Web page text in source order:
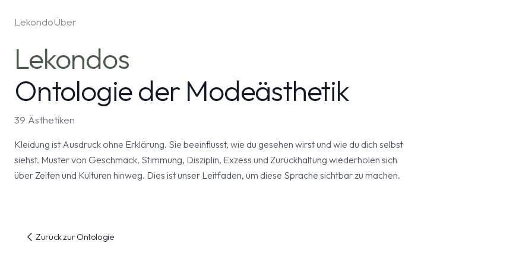
LekondoÜber
Lekondos
Ontologie der Modeästhetik
39 Ästhetiken
Kleidung ist Ausdruck ohne Erklärung. Sie beeinflusst, wie du gesehen wirst und wie du dich selbst
siehst. Muster von Geschmack, Stimmung, Disziplin, Exzess und Zurückhaltung wiederholen sich
über Zeiten und Kulturen hinweg. Dies ist unser Leitfaden, um diese Sprache sichtbar zu machen.
Zurück zur Ontologie